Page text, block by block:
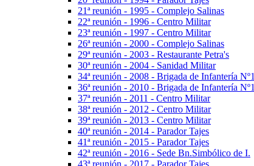
21ª reunión - 1995 - Complejo Salinas
22ª reunión - 1996 - Centro Militar
23ª reunión - 1997 - Centro Militar
26ª reunión - 2000 - Complejo Salinas
29ª reunión - 2003 - Restaurante Petra's
30ª reunión - 2004 - Sanidad Militar
34ª reunión - 2008 - Brigada de Infantería Nº1
36ª reunión - 2010 - Brigada de Infantería Nº1
37ª reunión - 2011 - Centro Militar
38ª reunión - 2012 - Centro Militar
39ª reunión - 2013 - Centro Militar
40ª reunión - 2014 - Parador Tajes
41ª reunión - 2015 - Parador Tajes
42ª reunión - 2016 - Sede Bn.Simbólico de I.
43ª reunión - 2017 - Parador Tajes